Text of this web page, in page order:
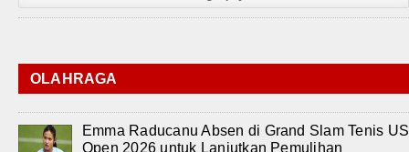
OLAHRAGA
Emma Raducanu Absen di Grand Slam Tenis US
Open 2026 untuk Lanjutkan Pemulihan